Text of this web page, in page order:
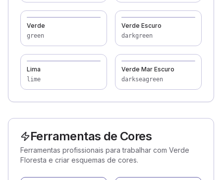
Verde
green
Verde Escuro
darkgreen
Lima
lime
Verde Mar Escuro
darkseagreen
Ferramentas de Cores
Ferramentas profissionais para trabalhar com Verde
Floresta e criar esquemas de cores.